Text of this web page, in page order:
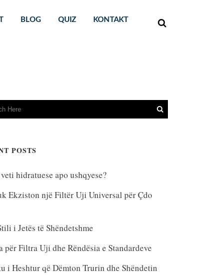
BLOG QUIZ KONTAKT
POSTS
hidratuese apo ushqyese?
Ekziston një Filtër Uji Universal për Çdo
i Jetës të Shëndetshme
për Filtra Uji dhe Rëndësia e Standardeve
i Heshtur që Dëmton Trurin dhe Shëndetin